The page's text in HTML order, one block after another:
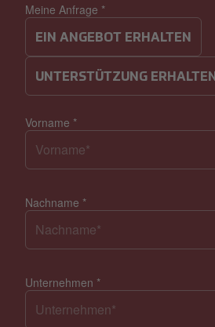
Meine Anfrage *
EIN ANGEBOT ERHALTEN
UNTERSTÜTZUNG ERHALTEN
Vorname *
Nachname *
Unternehmen *